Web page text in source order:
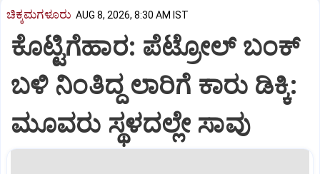
ಚಿಕ್ಕಮಗಳೂರು AUG 8, 2026, 8:30 AM IST
ಕೊಟ್ಟಿಗೆಹಾರ: ಪೆಟ್ರೋಲ್ ಬಂಕ್
ಬಳಿ ನಿಂತಿದ್ದ ಲಾರಿಗೆ ಕಾರು ಡಿಕ್ಕಿ:
ಮೂವರು ಸ್ಥಳದಲ್ಲೇ ಸಾವು